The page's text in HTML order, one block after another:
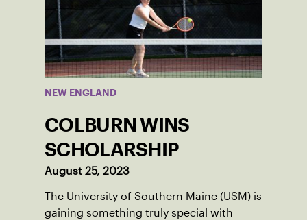
NEW ENGLAND
COLBURN WINS
SCHOLARSHIP
August 25, 2023
The University of Southern Maine (USM) is
gaining something truly special with